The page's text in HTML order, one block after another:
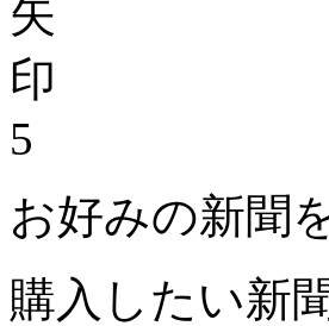
5
お好みの新聞
購入したい新